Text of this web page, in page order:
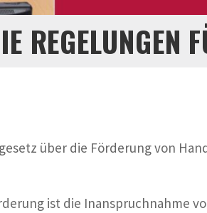
REGELUNGEN
über die Förderung von
ist die Inanspruchnahme